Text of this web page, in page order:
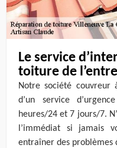
Le service
toiture de
Notre société couvreur
d’un service
heures/24 et 7 jours/7.
l’immédiat si jamais
entraîner des